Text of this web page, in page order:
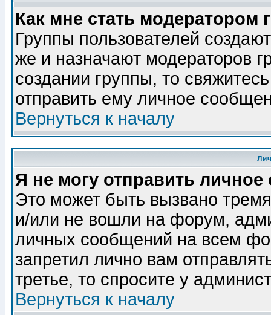
Как мне стать модератором
Группы пользователей
же и назначают модераторов
создании группы, то
отправить ему личное
Вернуться к началу
Я не могу отправить
Это может быть вызвано
и/или не вошли на форум,
личных сообщений на всем
запретил лично вам
третье, то спросите у
Вернуться к началу